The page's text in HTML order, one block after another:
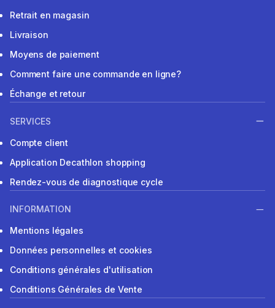
Retrait en magasin
Livraison
Moyens de paiement
Comment faire une commande en ligne?
Échange et retour
SERVICES
Compte client
Application Decathlon shopping
Rendez-vous de diagnostique cycle
INFORMATION
Mentions légales
Données personnelles et cookies
Conditions générales d'utilisation
Conditions Générales de Vente